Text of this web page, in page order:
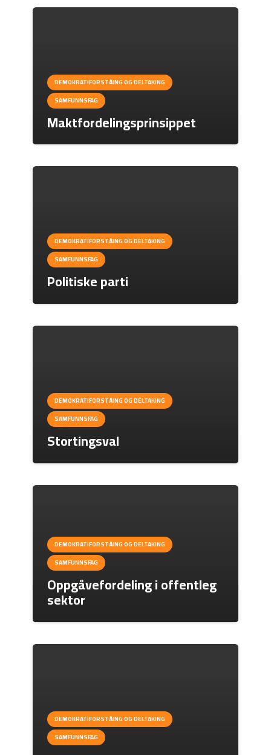
DEMOKRATIFORSTÅING OG DELTAKING
SAMFUNNSFAG
Maktfordelingsprinsippet
DEMOKRATIFORSTÅING OG DELTAKING
SAMFUNNSFAG
Politiske parti
DEMOKRATIFORSTÅING OG DELTAKING
SAMFUNNSFAG
Stortingsval
DEMOKRATIFORSTÅING OG DELTAKING
SAMFUNNSFAG
Oppgåvefordeling i offentleg
sektor
DEMOKRATIFORSTÅING OG DELTAKING
SAMFUNNSFAG